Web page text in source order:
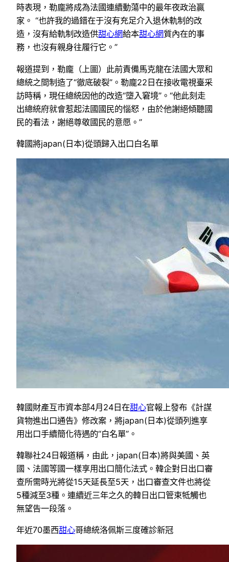
時表現，勒龐將成為法國連續動蕩中的最年夜政治贏
家。 “也許我的過錯在于沒有充足介入退休軌制的改
造，沒有給軌制改造供甜心網給本甜心網質內在的事
務，也沒有親身往履行它。”
報道提到，勒龐（上圖）此前責備馬克龍在法國大眾和
總統之間制造了“徹底破裂”。勒龐22日在接收電視臺采
訪時稱，現任總統因他的改造“墮入窘境”。“他此刻走
出總統府就會惹起法國國民的惱怒，由於他謝絕傾聽國
民的看法，謝絕尊敬國民的意愿。”
韓國將japan(日本)從頭歸入出口白名單
韓國財產互市資本部4月24日在甜心官報上發布《計謀
貨物進出口通告》修改案，將japan(日本)從頭列進享
用出口手續簡化待遇的“白名單”。
韓聯社24日報道稱，由此，japan(日本)將與美國、英
國、法國等國一樣享用出口簡化法式。韓企對日出口審
查所需時光將從15天延長至5天，出口審查文件也將從
5種減至3種。連續近三年之久的韓日出口管束牴觸也
無望告一段落。
年近70墨西甜心哥總統洛佩斯三度確診新冠